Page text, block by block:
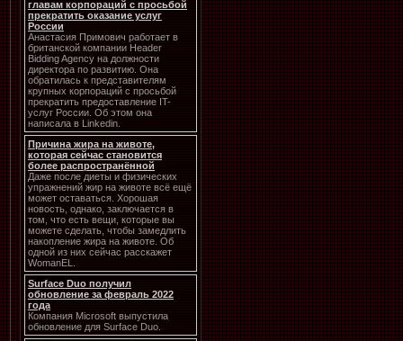
главам корпораций с просьбой
прекратить оказание услуг
России
Анастасия Примович работает в
британской компании Header
Bidding Agency на должности
директора по развитию. Она
обратилась к представителям
крупных корпораций с просьбой
прекратить предоставление IT-
услуг России. Об этом она
написала в Linkedin.
Причина жира на животе,
которая сейчас становится
более распространённой
Даже после диеты и физических
упражнений жир на животе всё ещё
может оставаться. Хорошая
новость, однако, заключается в
том, что есть вещи, которые вы
можете сделать, чтобы замедлить
накопление жира на животе. Об
одной из них сейчас расскажет
WomanEL.
Surface Duo получил
обновление за февраль 2022
года
Компания Microsoft выпустила
обновление для Surface Duo.